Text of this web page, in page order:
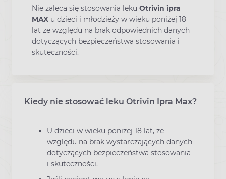
Nie zaleca się stosowania leku Otrivin ipra
MAX u dzieci i młodzieży w wieku poniżej 18
lat ze względu na brak odpowiednich danych
dotyczących bezpieczeństwa stosowania i
skuteczności.
Kiedy nie stosować leku Otrivin Ipra Max?
U dzieci w wieku poniżej 18 lat, ze
względu na brak wystarczających danych
dotyczących bezpieczeństwa stosowania
i skuteczności.